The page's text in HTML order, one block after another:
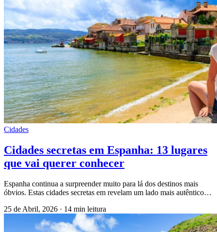
Cidades
Cidades secretas em Espanha: 13 lugares
que vai querer conhecer
Espanha continua a surpreender muito para lá dos destinos mais
óbvios. Estas cidades secretas em revelam um lado mais autêntico…
25 de Abril, 2026 · 14 min leitura